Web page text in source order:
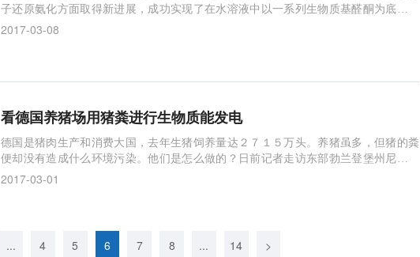
子还原氨化方面取得新进展，成功实现了在水溶液中以一系列生物质基醛酮为底物高
选择性制备伯胺，并在此基础上直接以纤维素为原料，通过
2017-03-08
看德国养猪场用猪粪进行生物质能发电
德国是猪肉生产和消费大国，去年生猪饲养量达２７１５万头。养猪虽多，但猪的粪
便却没有造成什么环境污染。他们是怎么做的？日前记者走访东部勃兰登堡州尼梅克
市的一家养猪场，看德国企业如何为生猪“善后”。与人们
2017-03-01
... 4 5 6 7 8 ... 14 >